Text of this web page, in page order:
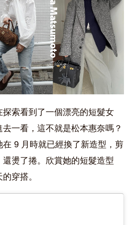
索看到了一個漂亮的短髮女
一看，這不就是松本惠奈嗎？
9 月時就已經換了新造型，剪
燙了捲。欣賞她的短髮造型
穿搭。